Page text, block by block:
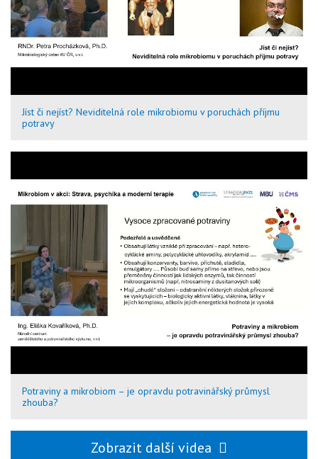
Jíst či nejíst? Neviditelná role mikrobiomu v poruchách příjmu
potravy
Potraviny a mikrobiom – je opravdu potravinářský průmysl
zhouba?
Zobrazit další videa